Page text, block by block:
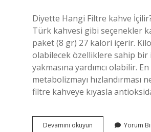
Diyette Hangi Filtre kahve
Türk kahvesi gibi seçenekler
paket (8 gr) 27 kalori içerir.
olabilecek özelliklere sahip bir
yakmasına yardımcı olabilir.
metabolizmayı
filtre kahveye kıyasla
Devamını okuyun Yorum